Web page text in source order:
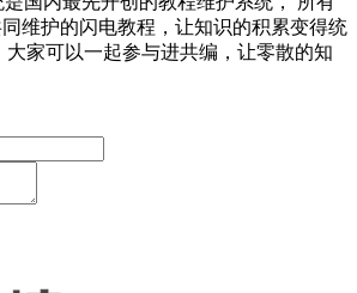
维护的闪电教程，让知识的积累变得统
家可以一起参与进共编，让零散的知